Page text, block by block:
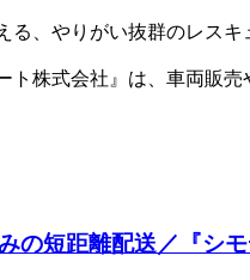
る、やりがい抜群のレスキ
ト株式会社』は、車両販
の短距離配送／『シ